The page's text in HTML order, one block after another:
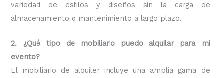
variedad de estilos y diseños sin la carga de
almacenamiento o mantenimiento a largo plazo.
2. ¿Qué tipo de mobiliario puedo alquilar para mi
evento?
El mobiliario de alquiler incluye una amplia gama de